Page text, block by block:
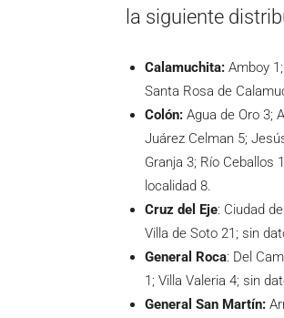
la siguiente
Calamuchita: Amboy
Santa Rosa de
Colón: Agua de Oro 3;
Juárez Celman 5;
Granja 3; Río Ceballos
localidad 8.
Cruz del Eje: Ciudad
Villa de Soto 21; sin
General Roca: Del
1; Villa Valeria 4; sin
General San Martín: